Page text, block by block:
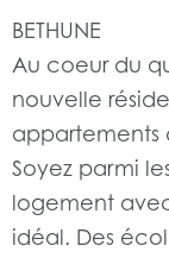
BETHUNE
Au coeur du
nouvelle
appartements
Soyez parmi
logement
idéal. Des